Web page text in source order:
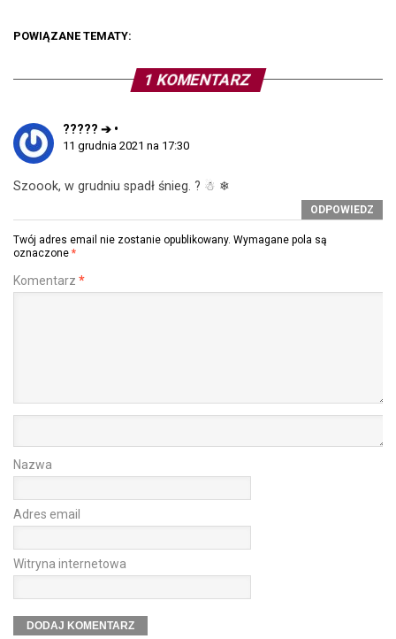
POWIĄZANE TEMATY:
1 KOMENTARZ
????? ➔ •
11 grudnia 2021 na 17:30
Szoook, w grudniu spadł śnieg. ? ☃ ❄
ODPOWIEDZ
Twój adres email nie zostanie opublikowany. Wymagane pola są
oznaczone *
Komentarz *
Nazwa
Adres email
Witryna internetowa